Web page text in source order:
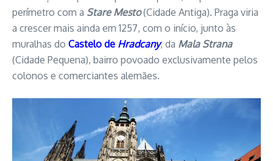
perímetro com a Stare Mesto(Cidade Antiga). Praga viria
a crescer mais ainda em 1257, com o início, junto às
muralhas do Castelo de Hradcany, da Mala Strana
(Cidade Pequena), bairro povoado exclusivamente pelos
colonos e comerciantes alemães.